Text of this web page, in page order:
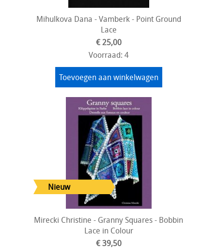
Mihulkova Dana - Vamberk - Point Ground
Lace
€ 25,00
Voorraad: 4
Toevoegen aan winkelwagen
Mirecki Christine - Granny Squares - Bobbin
Lace in Colour
€ 39,50